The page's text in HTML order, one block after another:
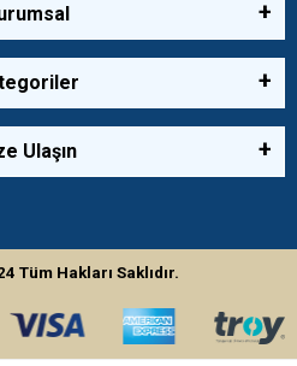
Ulaşın
Tüm Hakları Saklıdır.